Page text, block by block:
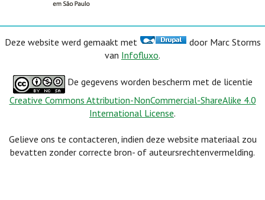
Deze website werd gemaakt met
door Marc Storms
van Infofluxo.
De gegevens worden bescherm met de licentie
Creative Commons Attribution-NonCommercial-ShareAlike 4.0
International License.
Gelieve ons te contacteren, indien deze website materiaal zou
bevatten zonder correcte bron- of auteursrechtenvermelding.